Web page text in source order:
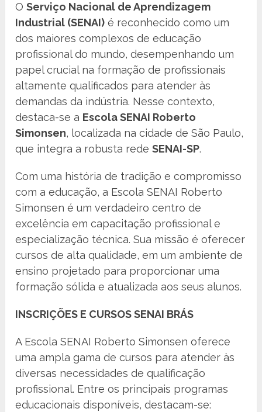
OServiço Nacional de Aprendizagem
Industrial (SENAI) é reconhecido como um
dos maiores complexos de educação
profissional do mundo, desempenhando um
papel crucial na formação de profissionais
altamente qualificados para atender às
demandas da indústria. Nesse contexto,
destaca-se a Escola SENAI Roberto
Simonsen, localizada na cidade de São Paulo,
que integra a robusta redeSENAI-SP.
Com uma história de tradição e compromisso
com a educação, a Escola SENAI Roberto
Simonsen é um verdadeiro centro de
excelência em capacitação profissional e
especialização técnica. Sua missão é oferecer
cursos de alta qualidade, em um ambiente de
ensino projetado para proporcionar uma
formação sólida e atualizada aos seus alunos.
INSCRIÇÕES E CURSOS SENAI BRÁS
A Escola SENAI Roberto Simonsen oferece
uma ampla gama de cursos para atender às
diversas necessidades de qualificação
profissional. Entre os principais programas
educacionais disponíveis, destacam-se: